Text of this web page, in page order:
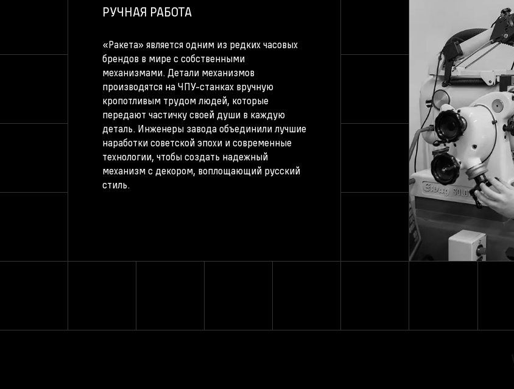
РУЧНАЯ РАБОТА
«Ракета» является одним из редких часовых
брендов в мире с собственными
механизмами. Детали механизмов
производятся на ЧПУ-станках вручную
кропотливым трудом людей, которые
передают частичку своей души в каждую
деталь. Инженеры завода объединили лучшие
наработки советской эпохи и современные
технологии, чтобы создать надежный
механизм с декором, воплощающий русский
стиль.